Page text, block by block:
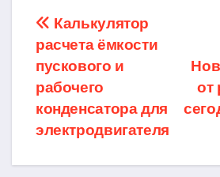
Навигация
по
записям
от
Калькулятор
расчета ёмкости
пускового и
рабочего
конденсатора для
электродвигателя